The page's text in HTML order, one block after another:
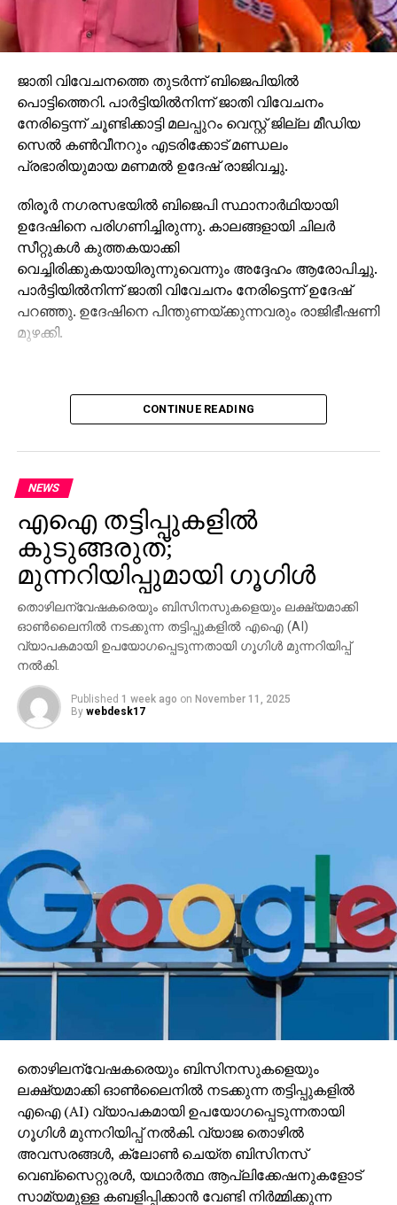
ജാതി വിവേചനത്തെ തുടര്‍ന്ന് ബിജെപിയില്‍
പൊട്ടിത്തെറി. പാര്‍ട്ടിയില്‍നിന്ന് ജാതി വിവേചനം
നേരിട്ടെന്ന് ചൂണ്ടിക്കാട്ടി മലപ്പുറം വെസ്റ്റ് ജില്ല മീഡിയ
സെല്‍ കണ്‍വീനറും എടരിക്കോട് മണ്ഡലം
പ്രഭാരിയുമായ മണമല്‍ ഉദേഷ് രാജിവച്ചു.
തിരൂര്‍ നഗരസഭയില്‍ ബിജെപി സ്ഥാനാര്‍ഥിയായി
ഉദേഷിനെ പരിഗണിച്ചിരുന്നു. കാലങ്ങളായി ചിലര്‍
സീറ്റുകള്‍ കുത്തകയാക്കി
വെച്ചിരിക്കുകയായിരുന്നുവെന്നും അദ്ദേഹം ആരോപിച്ചു.
പാര്‍ട്ടിയില്‍നിന്ന് ജാതി വിവേചനം നേരിട്ടെന്ന് ഉദേഷ്
പറഞ്ഞു. ഉദേഷിനെ പിന്തുണയ്ക്കുന്നവരും രാജിഭീഷണി
മുഴക്കി.
CONTINUE READING
NEWS
എഐ തട്ടിപ്പുകളില്‍
കുടുങ്ങരുത്;
മുന്നറിയിപ്പുമായി ഗൂഗിള്‍
തൊഴിലന്വേഷകരെയും ബിസിനസുകളെയും ലക്ഷ്യമാക്കി
ഓണ്‍ലൈനില്‍ നടക്കുന്ന തട്ടിപ്പുകളില്‍ എഐ (AI)
വ്യാപകമായി ഉപയോഗപ്പെടുന്നതായി ഗൂഗിള്‍ മുന്നറിയിപ്പ്
നല്‍കി.
Published 1 week ago on November 11, 2025
By webdesk17
തൊഴിലന്വേഷകരെയും ബിസിനസുകളെയും
ലക്ഷ്യമാക്കി ഓണ്‍ലൈനില്‍ നടക്കുന്ന തട്ടിപ്പുകളില്‍
എഐ (AI) വ്യാപകമായി ഉപയോഗപ്പെടുന്നതായി
ഗൂഗിള്‍ മുന്നറിയിപ്പ് നല്‍കി. വ്യാജ തൊഴില്‍
അവസരങ്ങള്‍, ക്ലോണ്‍ ചെയ്ത ബിസിനസ്
വെബ്‌സൈറ്റുരള്‍, യഥാര്‍ത്ഥ ആപ്ലിക്കേഷനുകളോട്
സാമ്യമുള്ള കബളിപ്പിക്കാന്‍ വേണ്ടി നിര്‍മ്മിക്കുന്ന